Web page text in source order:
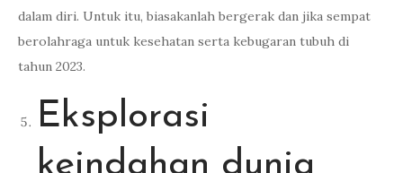
dalam diri. Untuk itu, biasakanlah bergerak dan jika sempat
berolahraga untuk kesehatan serta kebugaran tubuh di
tahun 2023.
Eksplorasi